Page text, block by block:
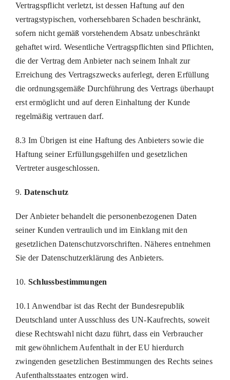
Vertragspflicht verletzt, ist dessen Haftung auf den
vertragstypischen, vorhersehbaren Schaden beschränkt,
sofern nicht gemäß vorstehendem Absatz unbeschränkt
gehaftet wird. Wesentliche Vertragspflichten sind Pflichten,
die der Vertrag dem Anbieter nach seinem Inhalt zur
Erreichung des Vertragszwecks auferlegt, deren Erfüllung
die ordnungsgemäße Durchführung des Vertrags überhaupt
erst ermöglicht und auf deren Einhaltung der Kunde
regelmäßig vertrauen darf.
8.3 Im Übrigen ist eine Haftung des Anbieters sowie die
Haftung seiner Erfüllungsgehilfen und gesetzlichen
Vertreter ausgeschlossen.
9. Datenschutz
Der Anbieter behandelt die personenbezogenen Daten
seiner Kunden vertraulich und im Einklang mit den
gesetzlichen Datenschutzvorschriften. Näheres entnehmen
Sie der Datenschutzerklärung des Anbieters.
10. Schlussbestimmungen
10.1 Anwendbar ist das Recht der Bundesrepublik
Deutschland unter Ausschluss des UN-Kaufrechts, soweit
diese Rechtswahl nicht dazu führt, dass ein Verbraucher
mit gewöhnlichem Aufenthalt in der EU hierdurch
zwingenden gesetzlichen Bestimmungen des Rechts seines
Aufenthaltsstaates entzogen wird.